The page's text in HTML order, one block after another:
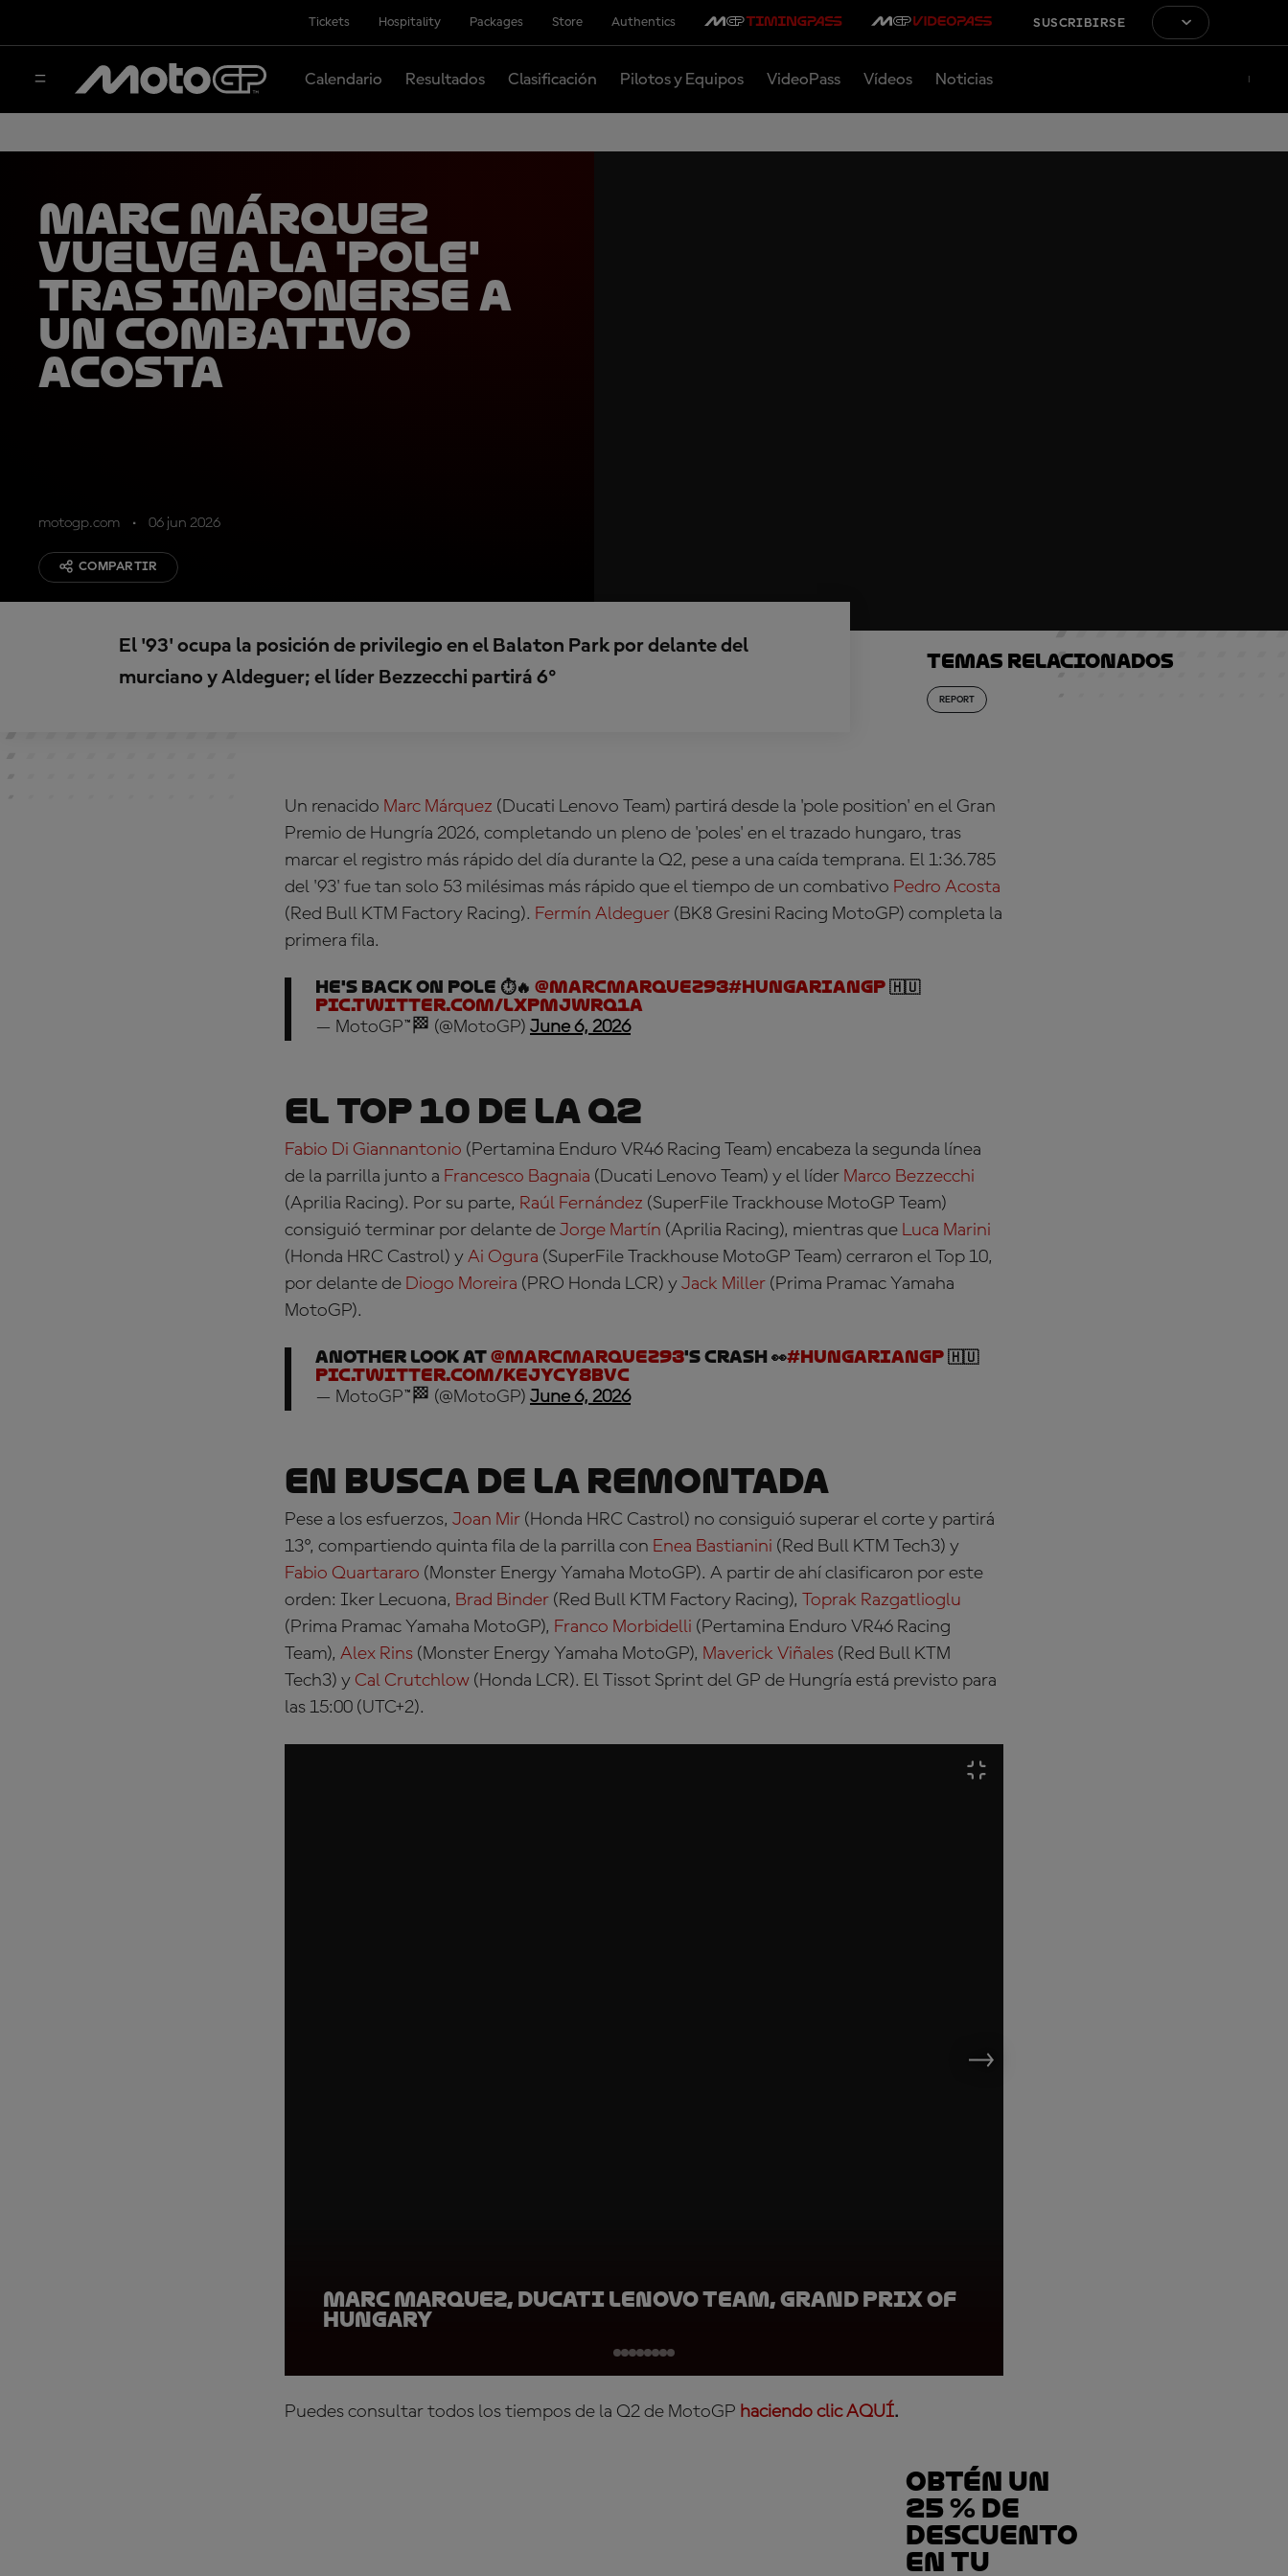
Tickets Hospitality Packages Store Authentics SUSCRIBIRSE
Calendario Resultados Clasificación Pilotos y Equipos VideoPass Vídeos Noticias
Marc Márquez
vuelve a la 'pole'
tras imponerse a
un combativo
Acosta
motogp.com 06 jun 2026
COMPARTIR
El '93' ocupa la posición de privilegio en el Balaton Park por delante del
murciano y Aldeguer; el líder Bezzecchi partirá 6º
Temas relacionados
REPORT
Un renacido Marc Márquez (Ducati Lenovo Team) partirá desde la 'pole position' en el Gran
Premio de Hungría 2026, completando un pleno de 'poles' en el trazado hungaro, tras
marcar el registro más rápido del día durante la Q2, pese a una caída temprana. El 1:36.785
del '93' fue tan solo 53 milésimas más rápido que el tiempo de un combativo Pedro Acosta
(Red Bull KTM Factory Racing). Fermín Aldeguer (BK8 Gresini Racing MotoGP) completa la
primera fila.
He's BACK on pole ⏱️🔥 @marcmarquez93#HungarianGP🇭🇺
pic.twitter.com/lxpmjWRQ1A
— MotoGP™🏁 (@MotoGP) June 6, 2026
El Top 10 de la Q2
Fabio Di Giannantonio (Pertamina Enduro VR46 Racing Team) encabeza la segunda línea
de la parrilla junto a Francesco Bagnaia (Ducati Lenovo Team) y el líder Marco Bezzecchi
(Aprilia Racing). Por su parte, Raúl Fernández (SuperFile Trackhouse MotoGP Team)
consiguió terminar por delante de Jorge Martín (Aprilia Racing), mientras que Luca Marini
(Honda HRC Castrol) y Ai Ogura (SuperFile Trackhouse MotoGP Team) cerraron el Top 10,
por delante de Diogo Moreira (PRO Honda LCR) y Jack Miller (Prima Pramac Yamaha
MotoGP).
Another look at@marcmarquez93's crash 👀#HungarianGP🇭🇺
pic.twitter.com/KEJyCY8BvC
— MotoGP™🏁 (@MotoGP) June 6, 2026
En busca de la remontada
Pese a los esfuerzos, Joan Mir (Honda HRC Castrol) no consiguió superar el corte y partirá
13º, compartiendo quinta fila de la parrilla con Enea Bastianini (Red Bull KTM Tech3) y
Fabio Quartararo (Monster Energy Yamaha MotoGP). A partir de ahí clasificaron por este
orden: Iker Lecuona, Brad Binder (Red Bull KTM Factory Racing), Toprak Razgatlioglu
(Prima Pramac Yamaha MotoGP), Franco Morbidelli (Pertamina Enduro VR46 Racing
Team), Alex Rins (Monster Energy Yamaha MotoGP), Maverick Viñales (Red Bull KTM
Tech3) y Cal Crutchlow (Honda LCR). El Tissot Sprint del GP de Hungría está previsto para
las 15:00 (UTC+2).
Marc Marquez, Ducati Lenovo Team, Grand Prix of
Hungary
Puedes consultar todos los tiempos de la Q2 de MotoGP haciendo clic AQUÍ.
Obtén un
25 % de
descuento
en tu